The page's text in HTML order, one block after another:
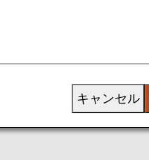
キャンセル